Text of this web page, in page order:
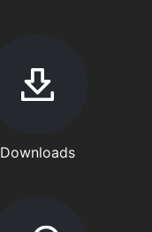
Downloads